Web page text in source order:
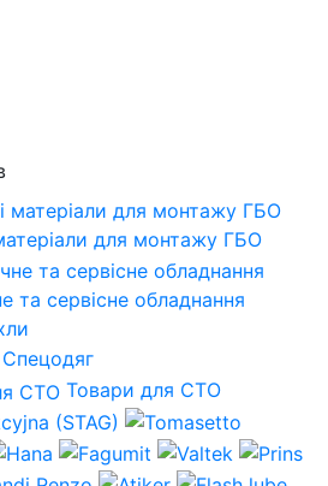
для монтажу ГБО
та сервісне обладнання
Спецодяг
Товари для СТО